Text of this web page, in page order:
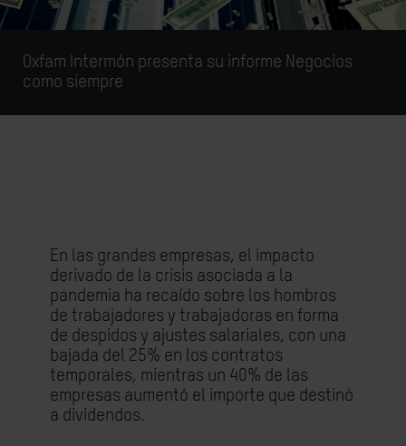
Oxfam Intermón presenta su informe Negocios
como siempre
En las grandes empresas, el impacto
derivado de la crisis asociada a la
pandemia ha recaído sobre los hombros
de trabajadores y trabajadoras en forma
de despidos y ajustes salariales, con una
bajada del 25% en los contratos
temporales, mientras un 40% de las
empresas aumentó el importe que destinó
a dividendos.